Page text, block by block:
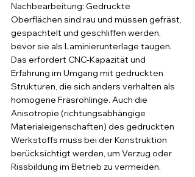
Nachbearbeitung: Gedruckte
Oberflächen sind rau und müssen gefräst,
gespachtelt und geschliffen werden,
bevor sie als Laminierunterlage taugen.
Das erfordert CNC-Kapazität und
Erfahrung im Umgang mit gedruckten
Strukturen, die sich anders verhalten als
homogene Fräsrohlinge. Auch die
Anisotropie (richtungsabhängige
Materialeigenschaften) des gedruckten
Werkstoffs muss bei der Konstruktion
berücksichtigt werden, um Verzug oder
Rissbildung im Betrieb zu vermeiden.